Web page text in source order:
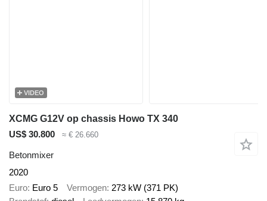
VIDEO
XCMG G12V op chassis Howo TX 340
US$ 30.800
≈ € 26.660
Betonmixer
2020
Euro Euro 5 Vermogen 273 kW (371 PK)